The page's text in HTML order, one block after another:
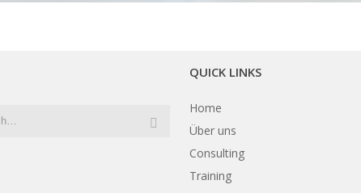
QUICK LINKS
Home
Über uns
Consulting
Training